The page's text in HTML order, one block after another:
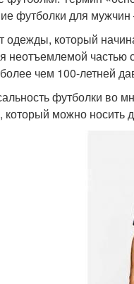
футболки для мужчин
одежды, который
неотъемлемой частью
чем 100-летней
футболки во
можно носить